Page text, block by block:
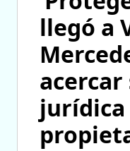
llegó a
jurídica